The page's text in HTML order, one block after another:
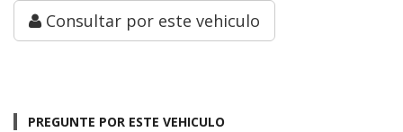
Consultar por este vehiculo
PREGUNTE POR ESTE VEHICULO